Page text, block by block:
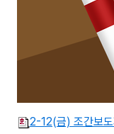
2-12(금) 조간보도